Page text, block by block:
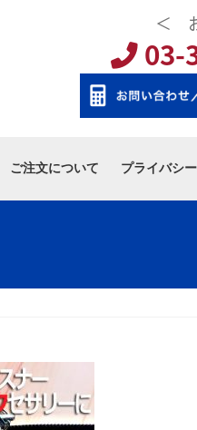
＜
03-
ご注文について プライバシ